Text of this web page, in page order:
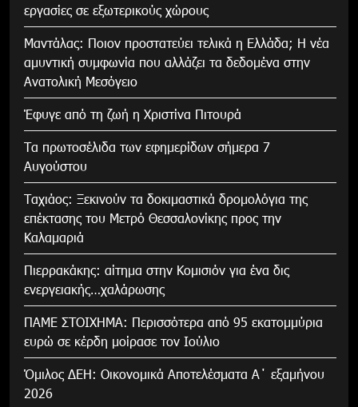
εργασίες σε εξωτερικούς χώρους
Μαντάλας: Ποιον προστατεύει τελικά η Ελλάδα; Η νέα
αμυντική συμφωνία που αλλάζει τα δεδομένα στην
Ανατολική Μεσόγειο
Έφυγε από τη ζωή η Χριστίνα Πιτουρά
Τα πρωτοσέλιδα των εφημερίδων σήμερα 7
Αυγούστου
Tαχιάος: Ξεκινούν τα δοκιμαστικά δρομολόγια της
επέκτασης του Μετρό Θεσσαλονίκης προς την
Καλαμαριά
Πιερρακάκης: αίτημα στην Κομισιόν για ένα δις
ενεργειακής…χαλάρωσης
ΠΑΜΕ ΣΤΟΙΧΗΜΑ: Περισσότερα από 95 εκατομμύρια
ευρώ σε κέρδη μοίρασε τον Ιούλιο
Όμιλος ΔΕΗ: Οικονομικά Αποτελέσματα Α΄ εξαμήνου
2026